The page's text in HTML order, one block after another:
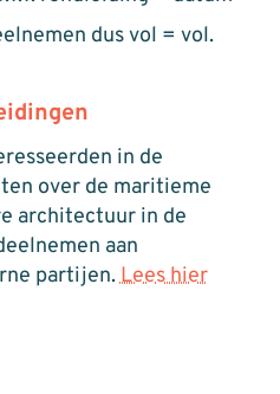
dus vol = vol.
in de
over de maritieme
architectuur in de
aan
partijen.Lees hier